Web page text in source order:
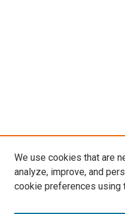
We use cookies that are
analyze, improve, and
cookie preferences using